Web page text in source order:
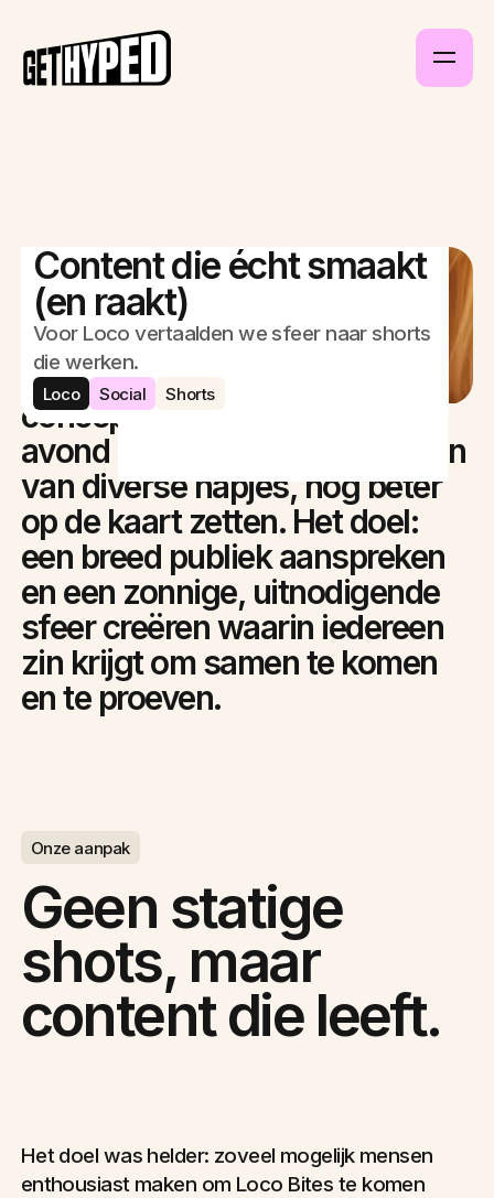
Content die écht smaakt
(en raakt)
Voor Loco vertaalden we sfeer naar shorts
die werken.
Loco Social Shorts
De opdracht
Loco wilde hun ‘Loco Bites’
concept, waarbij je de hele
avond onbeperkt kunt genieten
van diverse hapjes, nog beter
op de kaart zetten. Het doel:
een breed publiek aanspreken
en een zonnige, uitnodigende
sfeer creëren waarin iedereen
zin krijgt om samen te komen
en te proeven.
Onze aanpak
Geen statige
shots, maar
content die leeft.
Het doel was helder: zoveel mogelijk mensen
enthousiast maken om Loco Bites te komen